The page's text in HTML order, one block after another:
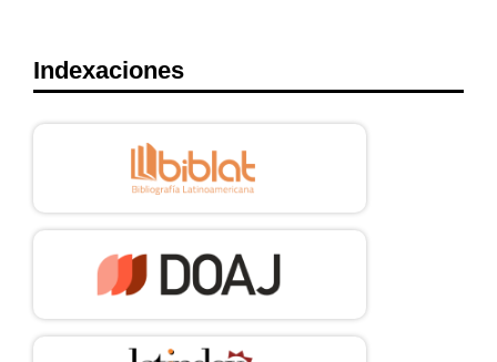
Indexaciones